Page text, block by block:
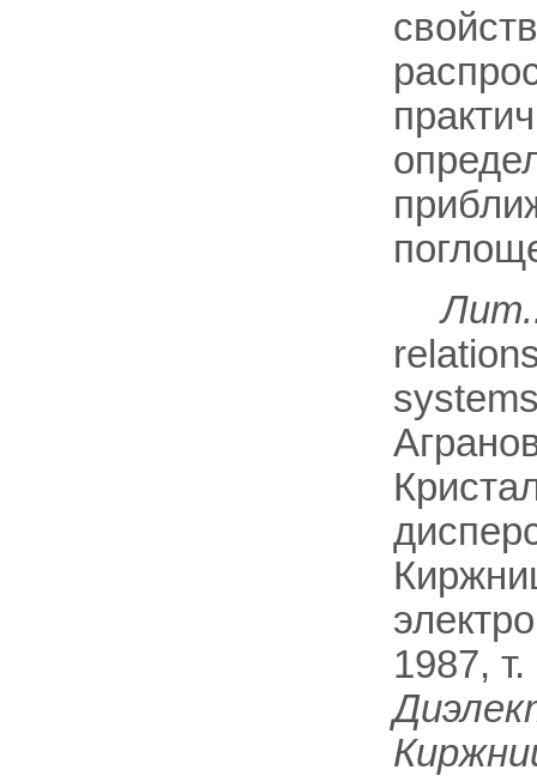
1987,